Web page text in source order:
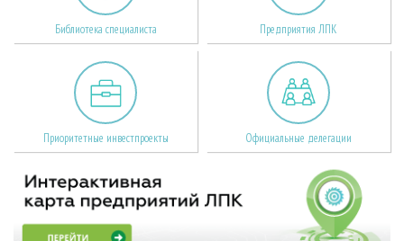
Библиотека специалиста Предприятия ЛПК
Приоритетные инвестпроекты Официальные делегации